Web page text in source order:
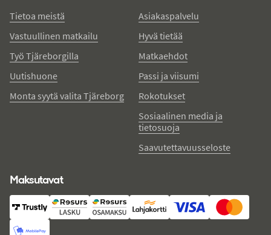
Tietoa meistä
Vastuullinen matkailu
Työ Tjäreborgilla
Uutishuone
Monta syytä valita Tjäreborg
Asiakaspalvelu
Hyvä tietää
Matkaehdot
Passi ja viisumi
Rokotukset
Sosiaalinen media ja
tietosuoja
Saavutettavuusseloste
Maksutavat